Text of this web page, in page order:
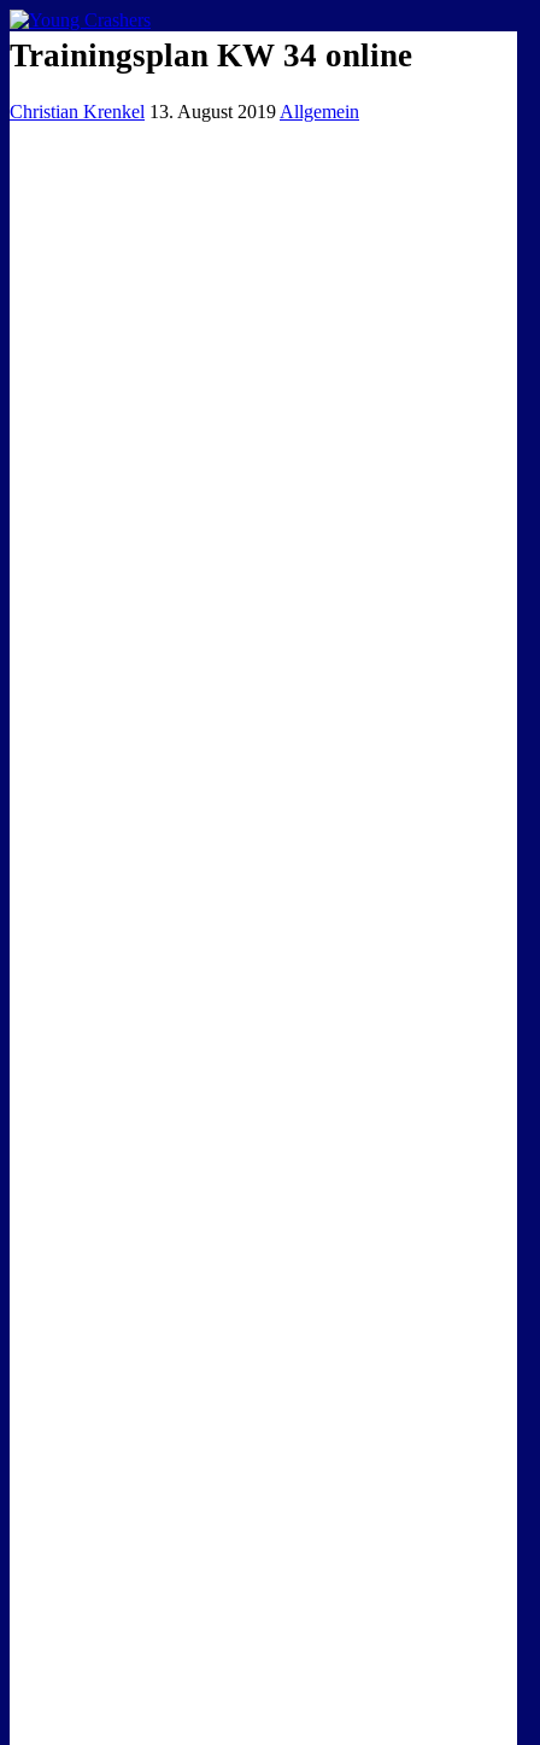
EISKALTE LEIDENSCHAFT
Trainingsplan KW 34 online
Christian Krenkel 13. August 2019 Allgemein